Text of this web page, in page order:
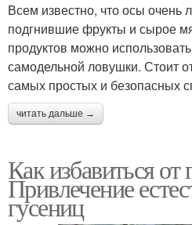
Всем известно, что осы очень
подгнившие фрукты и сырое
продуктов можно
самодельной ловушки. Стоит
самых простых и безопасных
читать дальше →
Как избавиться от
Привлечение
гусениц